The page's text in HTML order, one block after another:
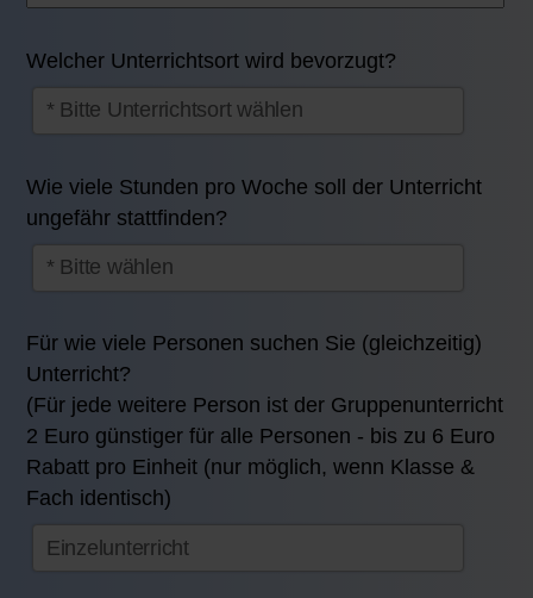
Welcher Unterrichtsort wird bevorzugt?
Wie viele Stunden pro Woche soll der Unterricht
ungefähr stattfinden?
Für wie viele Personen suchen Sie (gleichzeitig)
Unterricht?
(Für jede weitere Person ist der Gruppenunterricht
2 Euro günstiger für alle Personen - bis zu 6 Euro
Rabatt pro Einheit (nur möglich, wenn Klasse &
Fach identisch)